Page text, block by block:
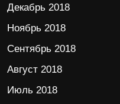
Декабрь 2018
Ноябрь 2018
Сентябрь 2018
Август 2018
Июль 2018